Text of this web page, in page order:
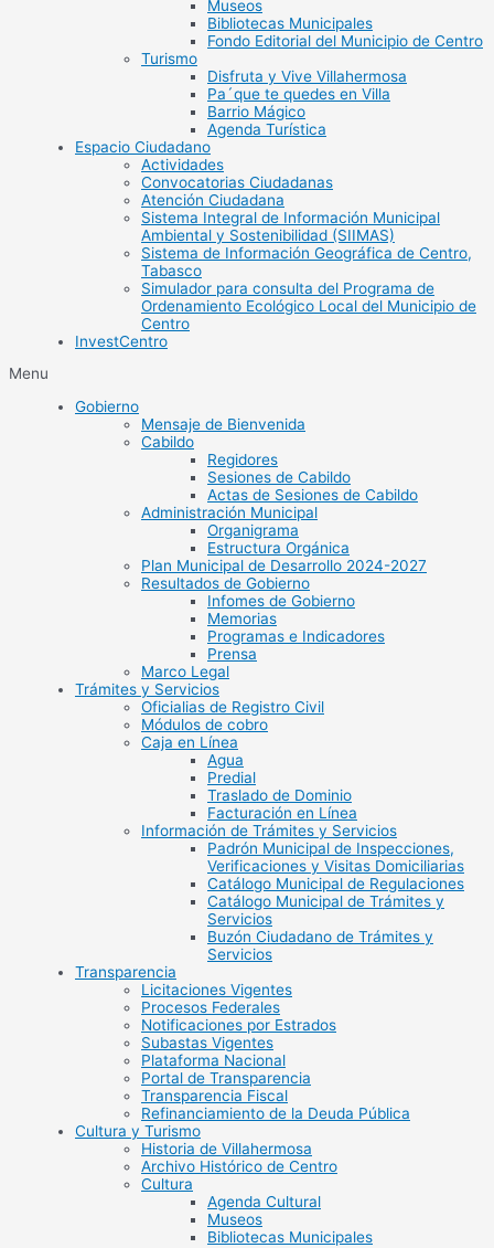
Museos
Bibliotecas Municipales
Fondo Editorial del Municipio de Centro
Turismo
Disfruta y Vive Villahermosa
Pa´que te quedes en Villa
Barrio Mágico
Agenda Turística
Espacio Ciudadano
Actividades
Convocatorias Ciudadanas
Atención Ciudadana
Sistema Integral de Información Municipal
Ambiental y Sostenibilidad (SIIMAS)
Sistema de Información Geográfica de Centro,
Tabasco
Simulador para consulta del Programa de
Ordenamiento Ecológico Local del Municipio de
Centro
InvestCentro
Menu
Gobierno
Mensaje de Bienvenida
Cabildo
Regidores
Sesiones de Cabildo
Actas de Sesiones de Cabildo
Administración Municipal
Organigrama
Estructura Orgánica
Plan Municipal de Desarrollo 2024-2027
Resultados de Gobierno
Infomes de Gobierno
Memorias
Programas e Indicadores
Prensa
Marco Legal
Trámites y Servicios
Oficialias de Registro Civil
Módulos de cobro
Caja en Línea
Agua
Predial
Traslado de Dominio
Facturación en Línea
Información de Trámites y Servicios
Padrón Municipal de Inspecciones,
Verificaciones y Visitas Domiciliarias
Catálogo Municipal de Regulaciones
Catálogo Municipal de Trámites y
Servicios
Buzón Ciudadano de Trámites y
Servicios
Transparencia
Licitaciones Vigentes
Procesos Federales
Notificaciones por Estrados
Subastas Vigentes
Plataforma Nacional
Portal de Transparencia
Transparencia Fiscal
Refinanciamiento de la Deuda Pública
Cultura y Turismo
Historia de Villahermosa
Archivo Histórico de Centro
Cultura
Agenda Cultural
Museos
Bibliotecas Municipales